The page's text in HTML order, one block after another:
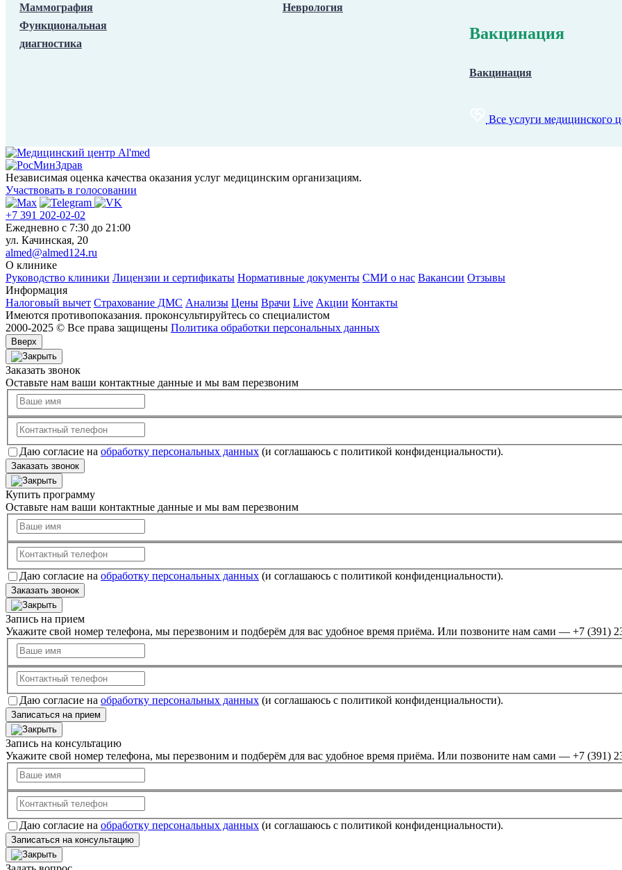
Маммография
Функциональная
диагностика
Неврология
Вакцинация
Вакцинация
Все услуги медицинского
Независимая оценка качества оказания услуг медицинским организациям.
Участвовать в голосовании
+7 391 202-02-02
Ежедневно c 7:30 до 21:00
ул. Качинская, 20
almed@almed124.ru
О клинике
Руководство клиники Лицензии и сертификаты Нормативные документы СМИ о нас Вакансии Отзывы
Информация
Налоговый вычет Страхование ДМС Анализы Цены Врачи Live Акции Контакты
Имеются противопоказания. проконсультируйтесь со специалистом
2000-2025 © Все права защищены Политика обработки персональных данных
Вверх
Заказать звонок
Оставьте нам ваши контактные данные и мы вам перезвоним
Даю согласие на обработку персональных данных (и соглашаюсь с политикой конфиденциальности).
Заказать звонок
Купить программу
Оставьте нам ваши контактные данные и мы вам перезвоним
Даю согласие на обработку персональных данных (и соглашаюсь с политикой конфиденциальности).
Заказать звонок
Запись на прием
Укажите свой номер телефона, мы перезвоним и подберём для вас удобное время приёма. Или позвоните нам сами — +7 (391)
Даю согласие на обработку персональных данных (и соглашаюсь с политикой конфиденциальности).
Записаться на прием
Запись на консультацию
Укажите свой номер телефона, мы перезвоним и подберём для вас удобное время приёма. Или позвоните нам сами — +7 (391)
Даю согласие на обработку персональных данных (и соглашаюсь с политикой конфиденциальности).
Записаться на консультацию